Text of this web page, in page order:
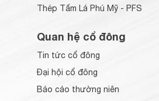
Thép Tấm Lá Phú Mỹ - PFS
Quan hệ cổ đông
Tin tức cổ đông
Đại hội cổ đông
Báo cáo thường niên